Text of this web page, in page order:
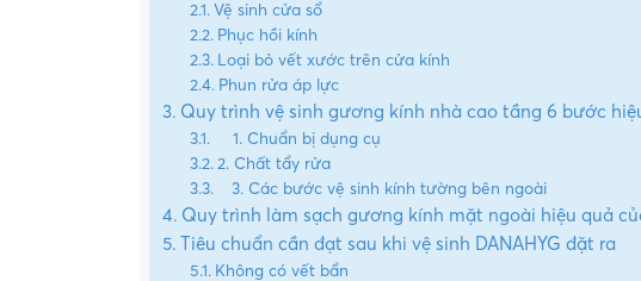
Vệ sinh cửa sổ
Phục hồi kính
Loại bỏ vết xước trên cửa kính
Phun rửa áp lực
Quy trình vệ sinh gương kính nhà cao tầng 6 bước
1. Chuẩn bị dụng cụ
2. Chất tẩy rửa
3. Các bước vệ sinh kính tường bên ngoài
Quy trình làm sạch gương kính mặt ngoài hiệu quả
Tiêu chuẩn cần đạt sau khi vệ sinh DANAHYG đặt ra
Không có vết bẩn